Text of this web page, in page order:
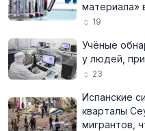
материала»
19
Учёные
у людей,
23
Испанские
кварталы
мигрантов,